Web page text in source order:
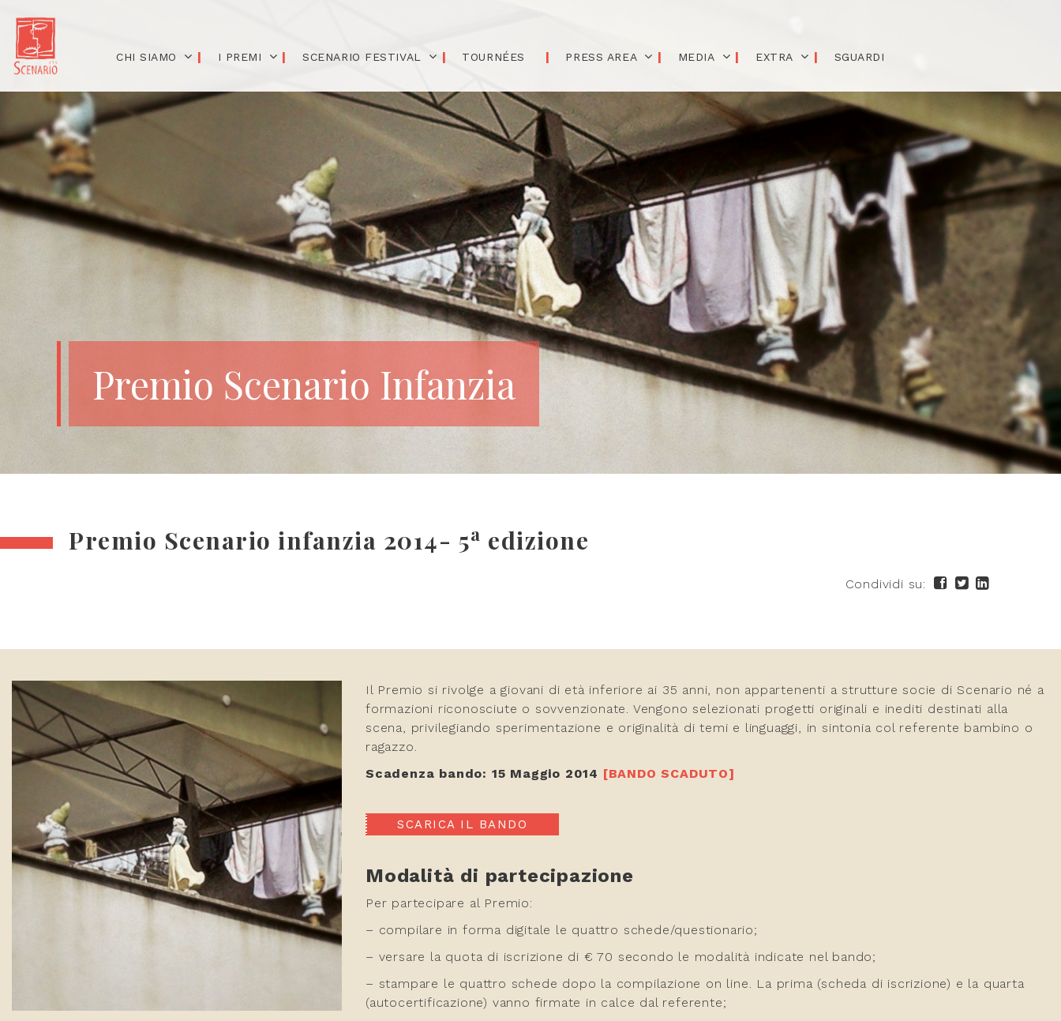
CHI SIAMO I PREMI SCENARIO FESTIVAL TOURNÉES PRESS AREA MEDIA EXTRA SGUARDI
Premio Scenario Infanzia
Premio Scenario infanzia 2014- 5a edizione
Condividi su:
Il Premio si rivolge a giovani di età inferiore ai 35 anni, non appartenenti a strutture socie di Scenario né a
formazioni riconosciute o sovvenzionate. Vengono selezionati progetti originali e inediti destinati alla
scena, privilegiando sperimentazione e originalità di temi e linguaggi, in sintonia col referente bambino o
ragazzo.
Scadenza bando: 15 Maggio 2014 [BANDO SCADUTO]
SCARICA IL BANDO
Modalità di partecipazione
Per partecipare al Premio:
– compilare in forma digitale le quattro schede/questionario;
– versare la quota di iscrizione di € 70 secondo le modalità indicate nel bando;
– stampare le quattro schede dopo la compilazione on line. La prima (scheda di iscrizione) e la quarta
(autocertificazione) vanno firmate in calce dal referente;